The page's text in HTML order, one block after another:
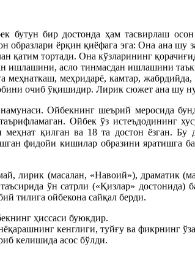
бутун бир достонда ҳам тасвирлаш
образлари ёрқин қиёфага эга: Она ана
қатим тортади. Она кўзларининг
ишлашини, асло тинмасдан ишлашини
меҳридарё, камтар,
очиб ўқишидир. Лирик сюжет ана шу
Ойбекнинг шеърий меросида
Ойбек ўз истеъдодининг
қилган ва 18 та достон ёзган.
фидойи кишилар образини яратишга
лирик (масалан, «Навоий»), драматик
ўн сатрли («Қизлар»
тилига ойбекона сайқал берди.
ҳиссаси буюкдир.
кенглиги, туйғу ва фикрнинг
келишида асос бўлди.